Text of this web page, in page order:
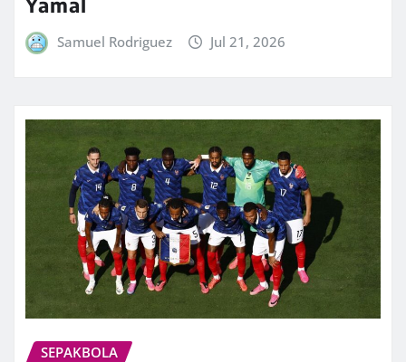
Samuel Rodriguez Jul 21, 2026
SEPAKBOLA